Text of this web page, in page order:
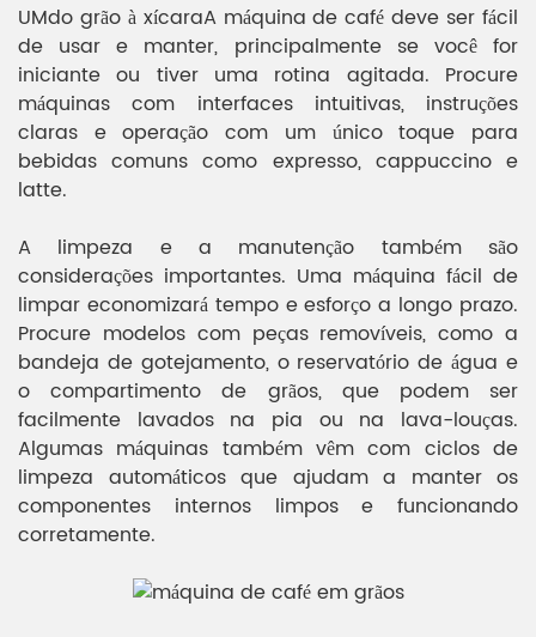
UMdo grão à xícaraA máquina de café deve ser fácil
de usar e manter, principalmente se você for
iniciante ou tiver uma rotina agitada. Procure
máquinas com interfaces intuitivas, instruções
claras e operação com um único toque para
bebidas comuns como expresso, cappuccino e
latte.
A limpeza e a manutenção também são
considerações importantes. Uma máquina fácil de
limpar economizará tempo e esforço a longo prazo.
Procure modelos com peças removíveis, como a
bandeja de gotejamento, o reservatório de água e
o compartimento de grãos, que podem ser
facilmente lavados na pia ou na lava-louças.
Algumas máquinas também vêm com ciclos de
limpeza automáticos que ajudam a manter os
componentes internos limpos e funcionando
corretamente.